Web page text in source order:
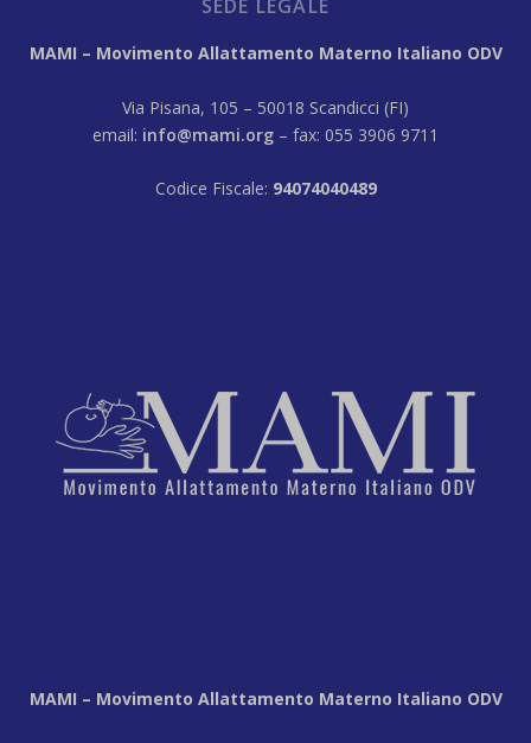
SEDE LEGALE
MAMI – Movimento Allattamento Materno Italiano ODV
Via Pisana, 105 – 50018 Scandicci (FI)
email: info@mami.org – fax: 055 3906 9711
Codice Fiscale: 94074040489
MAMI – Movimento Allattamento Materno Italiano ODV